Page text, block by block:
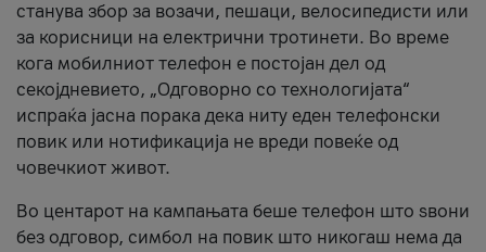
станува збор за возачи, пешаци, велосипедисти или
за корисници на електрични тротинети. Во време
кога мобилниот телефон е постојан дел од
секојдневието, „Одговорно со технологијата“
испраќа јасна порака дека ниту еден телефонски
повик или нотификација не вреди повеќе од
човечкиот живот.
Во центарот на кампањата беше телефон што ѕвони
без одговор, симбол на повик што никогаш нема да